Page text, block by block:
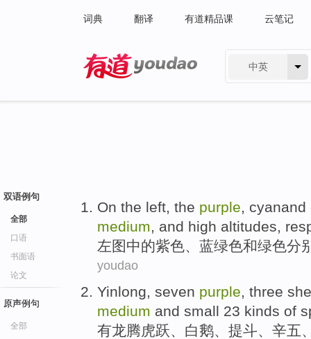
词典 翻译 有道精品课 云笔记
中英
双语例句
全部
口语
书面语
论文
原声例句
全部
On the left, the purple, cyanand
medium, and high altitudes,
左图中的紫色、 蓝绿色和绿色分
youdao
Yinlong, seven purple, three
medium and small 23 kinds of
有龙腾虎跃、白鹅、提斗、辛五